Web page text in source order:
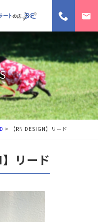
> 【RN DESIGN】リード
】リード